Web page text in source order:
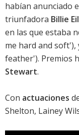
habían anunciado
triunfadora Billie
en las que estaba
me hard and soft'),
feather'). Premios
Stewart.
Con actuaciones
Shelton, Lainey